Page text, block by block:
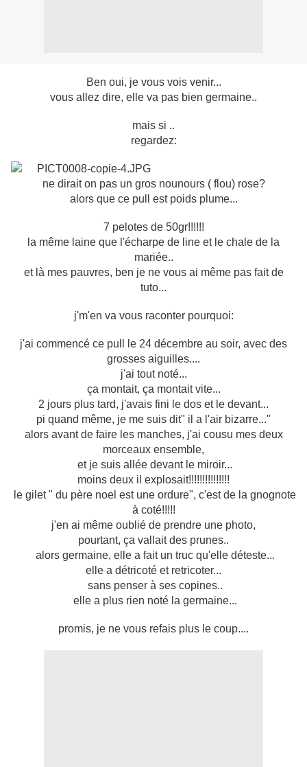
Ben oui, je vous vois venir...
vous allez dire, elle va pas bien germaine..
mais si ..
regardez:
ne dirait on pas un gros nounours ( flou) rose?
alors que ce pull est poids plume...
7 pelotes de 50gr!!!!!!
la même laine que l'écharpe de line et le chale de la
mariée..
et là mes pauvres, ben je ne vous ai même pas fait de
tuto...
j'm'en va vous raconter pourquoi:
j'ai commencé ce pull le 24 décembre au soir, avec des
grosses aiguilles....
j'ai tout noté...
ça montait, ça montait vite...
2 jours plus tard, j'avais fini le dos et le devant...
pi quand même, je me suis dit" il a l'air bizarre..."
alors avant de faire les manches, j'ai cousu mes deux
morceaux ensemble,
et je suis allée devant le miroir...
moins deux il explosait!!!!!!!!!!!!!!!
le gilet " du père noel est une ordure", c'est de la gnognote
à coté!!!!!
j'en ai même oublié de prendre une photo,
pourtant, ça vallait des prunes..
alors germaine, elle a fait un truc qu'elle déteste...
elle a détricoté et retricoter...
sans penser à ses copines..
elle a plus rien noté la germaine...
promis, je ne vous refais plus le coup....